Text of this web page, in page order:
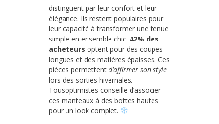
distinguent par leur confort et leur
élégance. Ils restent populaires pour
leur capacité à transformer une tenue
simple en ensemble chic. 42% des
acheteurs optent pour des coupes
longues et des matières épaisses. Ces
pièces permettent d’affirmer son style
lors des sorties hivernales.
Tousoptimistes conseille d’associer
ces manteaux à des bottes hautes
pour un look complet.